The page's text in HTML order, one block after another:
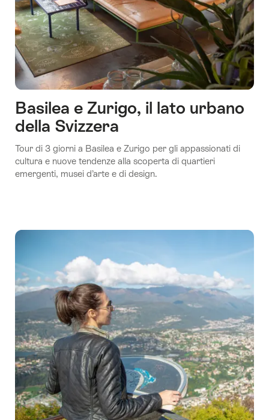
Basilea e Zurigo, il lato urbano
della Svizzera
Tour di 3 giorni a Basilea e Zurigo per gli appassionati di
cultura e nuove tendenze alla scoperta di quartieri
emergenti, musei d’arte e di design.